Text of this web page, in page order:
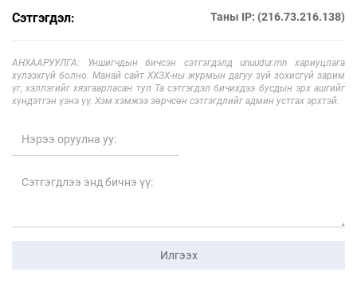
Сэтгэгдэл: Таны IP: (216.73.216.138)
АНХААРУУЛГА: Уншигчдын бичсэн сэтгэгдэлд unuudur.mn хариуцлага
хүлээхгүй болно. Манай сайт ХХЗХ-ны журмын дагуу зүй зохисгүй зарим
үг, хэллэгийг хязгаарласан тул Та сэтгэгдэл бичихдээ бусдын эрх ашгийг
хүндэтгэн үзнэ үү. Хэм хэмжээ зөрчсөн сэтгэгдлийг админ устгах эрхтэй.
Илгээх